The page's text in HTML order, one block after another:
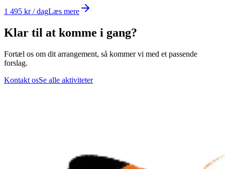
1 495 kr / dagLæs mere
Klar til at komme i gang?
Fortæl os om dit arrangement, så kommer vi med et passende
forslag.
Kontakt osSe alle aktiviteter